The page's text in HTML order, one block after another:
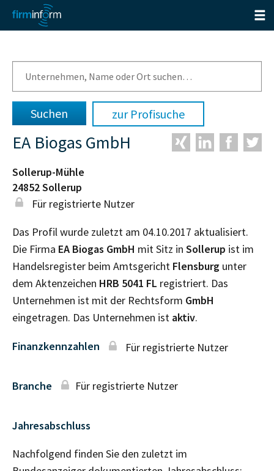
zur Profisuche
EA Biogas GmbH
Sollerup-Mühle
24852Sollerup
Für registrierte Nutzer
Das Profil wurde zuletzt am 04.10.2017 aktualisiert.
Die Firma EA Biogas GmbH mit Sitz in Sollerup ist im
Handelsregister beim Amtsgericht Flensburg unter
dem Aktenzeichen HRB 5041 FL registriert. Das
Unternehmen ist mit der Rechtsform GmbH
eingetragen. Das Unternehmen ist aktiv.
Finanzkennzahlen Für registrierte Nutzer
Branche Für registrierte Nutzer
Jahresabschluss
Nachfolgend finden Sie den zuletzt im